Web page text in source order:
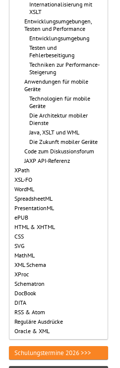
Internationalisierung mit
XSLT
Entwicklungsumgebungen,
Testen und Performance
Entwicklungsumgebung
Testen und
Fehlerbeseitigung
Techniken zur Performance-
Steigerung
Anwendungen für mobile
Geräte
Technologien für mobile
Geräte
Die Architektur mobiler
Dienste
Java, XSLT und WML
Die Zukunft mobiler Geräte
Code zum Diskussionsforum
JAXP API-Referenz
XPath
XSL-FO
WordML
SpreadsheetML
PresentationML
ePUB
HTML & XHTML
CSS
SVG
MathML
XML Schema
XProc
Schematron
DocBook
DITA
RSS & Atom
Reguläre Ausdrücke
Oracle & XML
Schulungstermine 2026 >>>